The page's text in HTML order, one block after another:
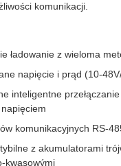
komunikacji.
ładowanie z wieloma
napięcie i prąd (10-
inteligentne
komunikacyjnych RS-
z akumulatorami
kwasowými